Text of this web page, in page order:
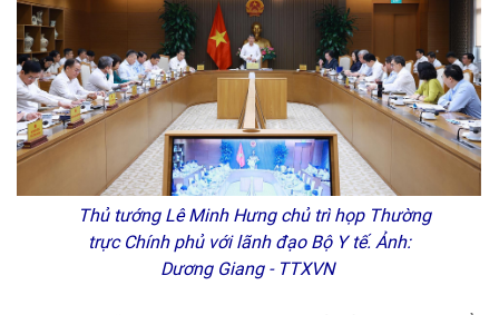
Thủ tướng Lê Minh Hưng chủ trì họp Thường
trực Chính phủ với lãnh đạo Bộ Y tế. Ảnh:
Dương Giang - TTXVN